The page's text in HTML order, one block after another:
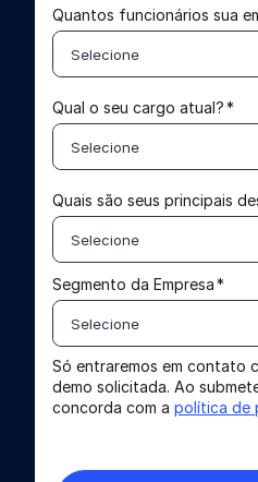
Quantos funcionários sua
Selecione
Qual o seu cargo atual?*
Selecione
Quais são seus principais
Selecione
Segmento da Empresa*
Selecione
Só entraremos em contato
demo solicitada. Ao
concorda com a política de